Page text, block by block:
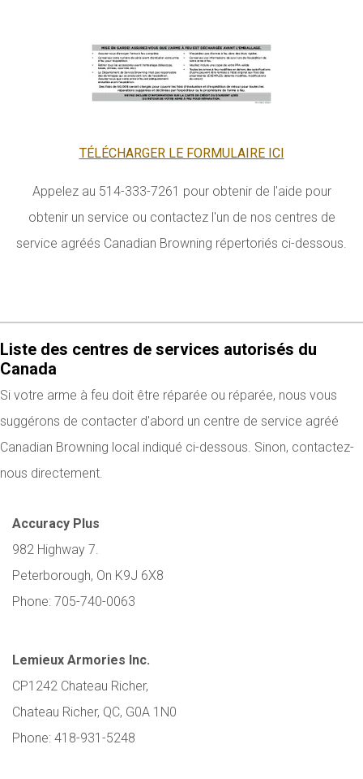
TÉLÉCHARGER LE FORMULAIRE ICI
Appelez au 514-333-7261 pour obtenir de l'aide pour
obtenir un service ou contactez l'un de nos centres de
service agréés Canadian Browning répertoriés ci-dessous.
Liste des centres de services autorisés du
Canada
Si votre arme à feu doit être réparée ou réparée, nous vous
suggérons de contacter d'abord un centre de service agréé
Canadian Browning local indiqué ci-dessous. Sinon, contactez-
nous directement.
Accuracy Plus
982 Highway 7.
Peterborough, On K9J 6X8
Phone: 705-740-0063
Lemieux Armories Inc.
CP1242 Chateau Richer,
Chateau Richer, QC, G0A 1N0
Phone: 418-931-5248